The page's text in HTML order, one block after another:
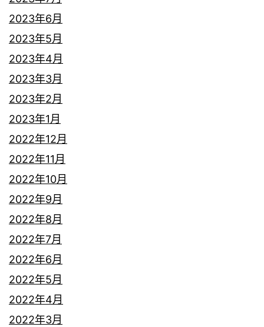
2023年6月
2023年5月
2023年4月
2023年3月
2023年2月
2023年1月
2022年12月
2022年11月
2022年10月
2022年9月
2022年8月
2022年7月
2022年6月
2022年5月
2022年4月
2022年3月